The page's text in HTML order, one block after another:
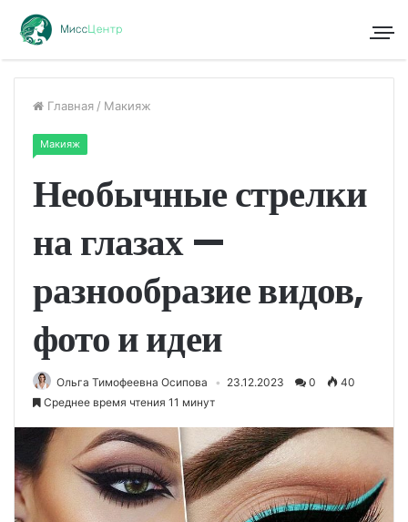
Главная / Макияж
Макияж
Необычные стрелки
на глазах —
разнообразие видов,
фото и идеи
Ольга Тимофеевна Осипова 23.12.2023 0
40
Среднее время чтения 11 минут